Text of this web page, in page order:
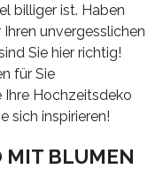
billiger ist. Haben
unvergesslichen
Sie hier richtig!
für Sie
Hochzeitsdeko
sich inspirieren!
MIT BLUMEN